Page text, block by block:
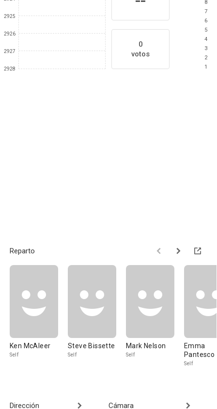
2925
2926
2927
2928
0
votos
8
7
6
5
4
3
2
1
Reparto
Ken McAleer
Self
Steve Bissette
Self
Mark Nelson
Self
Emma
Pantesco
Self
Dirección Cámara